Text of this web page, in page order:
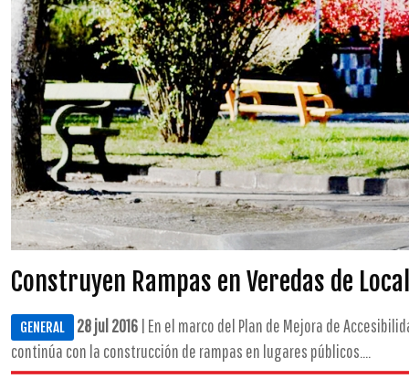
Construyen Rampas en Veredas de
GENERAL 28 jul 2016 | En el marco del Plan de Mejora de
continúa con la construcción de rampas en lugares públicos....